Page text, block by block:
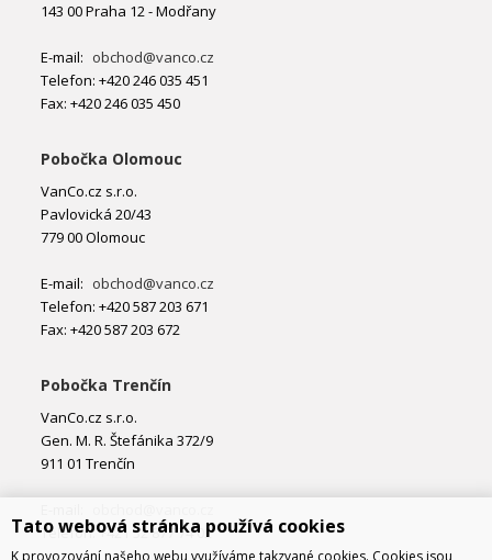
143 00 Praha 12 - Modřany
E-mail: obchod@vanco.cz
Telefon: +420 246 035 451
Fax: +420 246 035 450
Pobočka Olomouc
VanCo.cz s.r.o.
Pavlovická 20/43
779 00 Olomouc
E-mail: obchod@vanco.cz
Telefon: +420 587 203 671
Fax: +420 587 203 672
Pobočka Trenčín
VanCo.cz s.r.o.
Gen. M. R. Štefánika 372/9
911 01 Trenčín
Telefon: +421 32 877 74 02
Tato webová stránka používá cookies
K provozování našeho webu využíváme takzvané cookies. Cookies jsou